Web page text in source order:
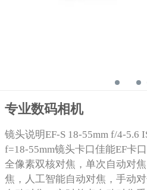
专业数码相机
镜头说明EF-S 18-55mm f/4-5.6
f=18-55mm镜头卡口佳能EF卡
全像素双核对焦，单次自动对
焦，人工智能自动对焦，手动